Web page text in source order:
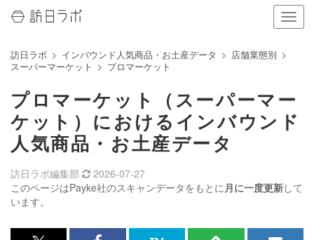
ナ
ビ
ン
の
表
り
る
訪日ラボ インバウンド人気商品・お土産データ
店舗業態別
スーパーマーケット
プロマーケット
プロマーケット（スーパーマー
ケット）におけるインバウンド
人気商品・お土産データ
このページはPayke社のスキャンデータをもとに月に一度更新して
います。
訪日ラボ編集部 2026-07-27